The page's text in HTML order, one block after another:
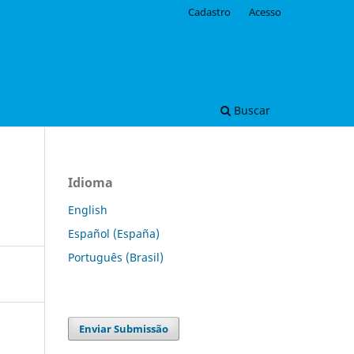
Buscar
Cadastro Acesso
Idioma
English
Español (España)
Português (Brasil)
Enviar Submissão